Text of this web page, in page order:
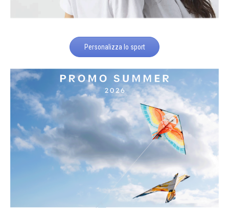
Personalizza lo sport